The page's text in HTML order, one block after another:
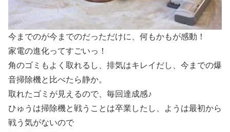
今までのが今までのだっただけに、何もかもが感動！
家電の進化ってすごいっ！
角のゴミもよく取れるし、排気はキレイだし、今までの爆
音掃除機と比べたら静か。
取れたゴミが見えるので、毎回達成感♪
ひゅうは掃除機と戦うことは卒業したし、ようは最初から
戦う気がないので